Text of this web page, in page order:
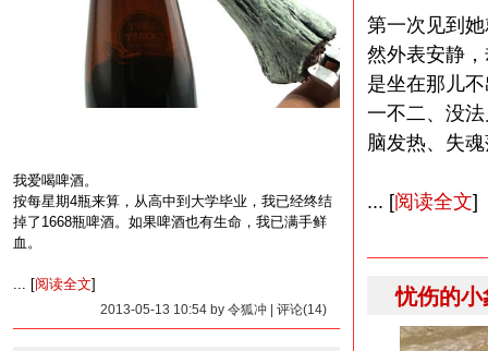
我爱喝啤酒。
按每星期4瓶来算，从高中到大学毕业，我已经终结
掉了1668瓶啤酒。如果啤酒也有生命，我已满手鲜
血。
... [阅读全文]
2013-05-13 10:54 by 令狐冲 | 评论(14)
第一次见到
然外表安静
是坐在那儿
一不二、没
脑发热、失
... [阅读全文]
忧伤的小